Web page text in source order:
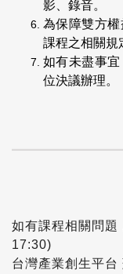
影、錄音。
為保障雙方
課程之相關規
如有未盡事
位決議辦理。
如有課程相關問
17:30)
台灣產業創生平台